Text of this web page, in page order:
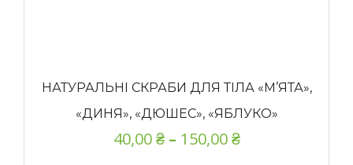
НАТУРАЛЬНІ СКРАБИ ДЛЯ ТІЛА «М’ЯТА»,
«ДИНЯ», «ДЮШЕС», «ЯБЛУКО»
40,00₴– 150,00₴